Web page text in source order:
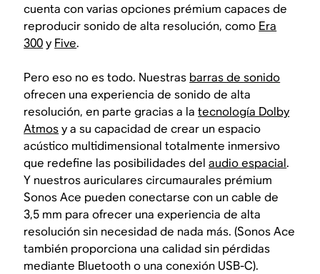
cuenta con varias opciones prémium capaces de
reproducir sonido de alta resolución, como Era
300y Five.
Pero eso no es todo. Nuestras barras de sonido
ofrecen una experiencia de sonido de alta
resolución, en parte gracias a latecnología Dolby
Atmosy a su capacidad de crear un espacio
acústico multidimensional totalmente inmersivo
que redefine las posibilidades delaudio espacial.
Y nuestros auriculares circumaurales prémium
Sonos Ace pueden conectarse con un cable de
3,5 mm para ofrecer una experiencia de alta
resolución sin necesidad de nada más. (Sonos Ace
también proporciona una calidad sin pérdidas
mediante Bluetooth o una conexión USB-C).